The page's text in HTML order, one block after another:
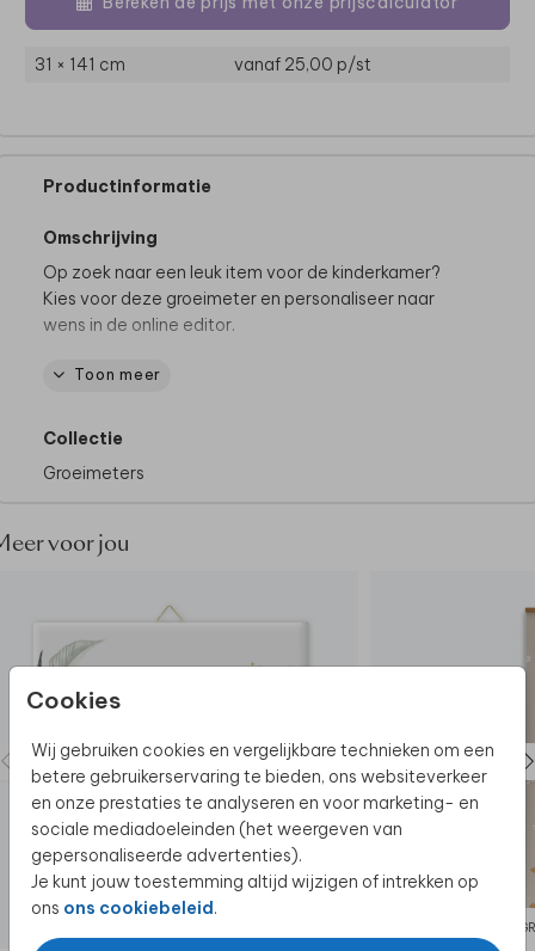
Cookies
Wij gebruiken cookies en vergelijkbare technieken om een
betere gebruikerservaring te bieden, ons websiteverkeer
en onze prestaties te analyseren en voor marketing- en
sociale mediadoeleinden (het weergeven van
gepersonaliseerde advertenties).
Je kunt jouw toestemming altijd wijzigen of intrekken op
ons ons cookiebeleid.
31 × 141 cm vanaf 25,00 p/st
Productinformatie
Omschrijving
Op zoek naar een leuk item voor de kinderkamer?
Kies voor deze groeimeter en personaliseer naar
wens in de online editor.
De mooiste groeimeters:
• Gedrukt op kwalitatief canvas
bij
• Zonder foliedruk
Toon meer
Collectie
Groeimeters
voor jou